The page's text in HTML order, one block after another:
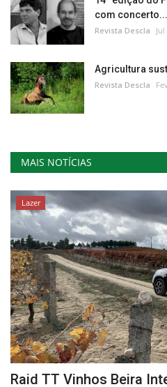
com concerto...
Revista Descla
Agricultura
Revista Descla
MAIS NOTÍCIAS
Lazer
Raid TT Vinhos Beira